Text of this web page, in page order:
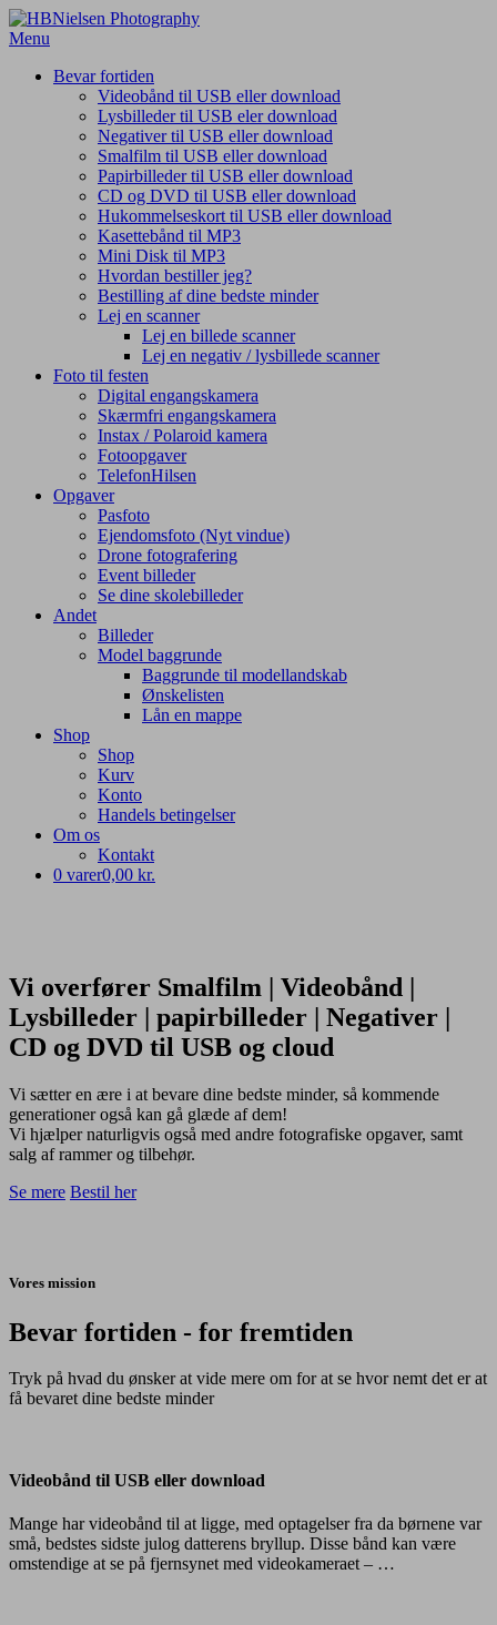
Spring
til
Menu
Bevar fortiden
Videobånd til USB eller download
Lysbilleder til USB eler download
Negativer til USB eller download
Smalfilm til USB eller download
Papirbilleder til USB eller download
CD og DVD til USB eller download
Hukommelseskort til USB eller download
Kasettebånd til MP3
Mini Disk til MP3
Hvordan bestiller jeg?
Bestilling af dine bedste minder
Lej en scanner
Lej en billede scanner
Lej en negativ / lysbillede scanner
Foto til festen
Digital engangskamera
Skærmfri engangskamera
Instax / Polaroid kamera
Fotoopgaver
TelefonHilsen
Opgaver
Pasfoto
Ejendomsfoto (Nyt vindue)
Drone fotografering
Event billeder
Se dine skolebilleder
Andet
Billeder
Model baggrunde
Baggrunde til modellandskab
Ønskelisten
Lån en mappe
Shop
Shop
Kurv
Konto
Handels betingelser
Om os
Kontakt
0 varer0,00 kr.
Vi overfører Smalfilm | Videobånd |
Lysbilleder | papirbilleder | Negativer |
CD og DVD til USB og cloud
Vi sætter en ære i at bevare dine bedste minder, så kommende
generationer også kan gå glæde af dem!
Vi hjælper naturligvis også med andre fotografiske opgaver, samt
salg af rammer og tilbehør.
Se mere Bestil her
Vores mission
Bevar fortiden - for fremtiden
Tryk på hvad du ønsker at vide mere om for at se hvor nemt det er at
få bevaret dine bedste minder
USB
download
Videobånd til USB eller download
Mange har videobånd til at ligge, med optagelser fra da børnene var
små, bedstes sidste julog datterens bryllup. Disse bånd kan være
omstendige at se på fjernsynet med videokameraet – …